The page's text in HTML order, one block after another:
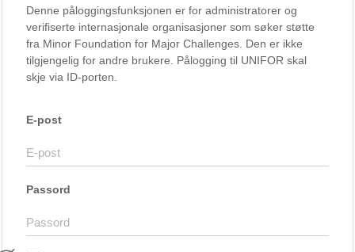
Denne påloggingsfunksjonen er for administratorer og
verifiserte internasjonale organisasjoner som søker støtte
fra Minor Foundation for Major Challenges. Den er ikke
tilgjengelig for andre brukere. Pålogging til UNIFOR skal
skje via ID-porten.
E-post
Passord